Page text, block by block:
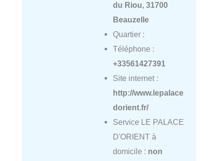
du Riou, 31700
Beauzelle
Quartier :
Téléphone :
+33561427391
Site internet :
http://www.lepalace
dorient.fr/
Service LE PALACE
D'ORIENT à
domicile : non